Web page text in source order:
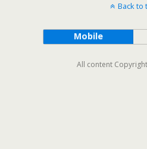
Back to
Mobile
All content